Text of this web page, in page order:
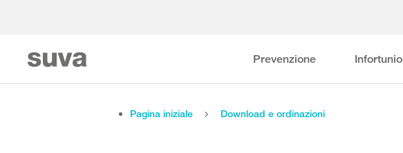
Prevenzione Infortunio
Pagina iniziale Download e ordinazioni